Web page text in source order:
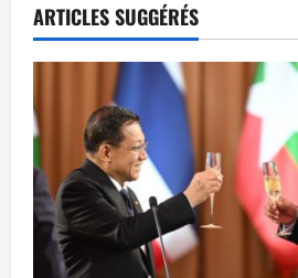
t
i
o
n
d
ARTICLES SUGGÉRÉS